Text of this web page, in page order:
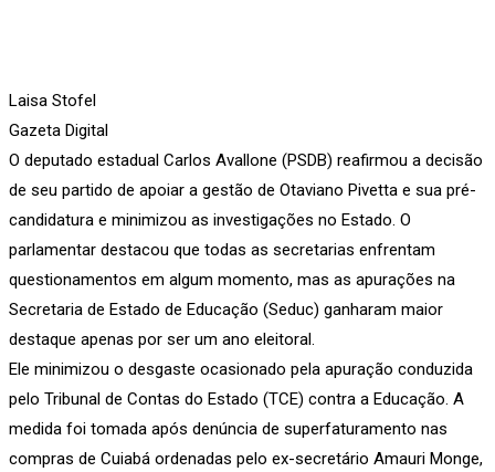
Laisa Stofel
Gazeta Digital
O deputado estadual Carlos Avallone (PSDB) reafirmou a decisão
de seu partido de apoiar a gestão de Otaviano Pivetta e sua pré-
candidatura e minimizou as investigações no Estado. O
parlamentar destacou que todas as secretarias enfrentam
questionamentos em algum momento, mas as apurações na
Secretaria de Estado de Educação (Seduc) ganharam maior
destaque apenas por ser um ano eleitoral.
Ele minimizou o desgaste ocasionado pela apuração conduzida
pelo Tribunal de Contas do Estado (TCE) contra a Educação. A
medida foi tomada após denúncia de superfaturamento nas
compras de Cuiabá ordenadas pelo ex-secretário Amauri Monge,